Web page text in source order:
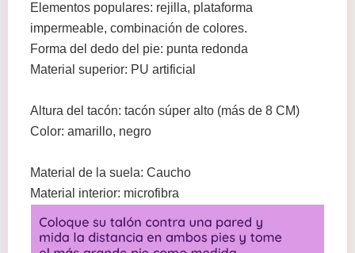
Elementos populares: rejilla, plataforma
impermeable, combinación de colores.
Forma del dedo del pie: punta redonda
Material superior: PU artificial
Altura del tacón: tacón súper alto (más de 8 CM)
Color: amarillo, negro
Material de la suela: Caucho
Material interior: microfibra